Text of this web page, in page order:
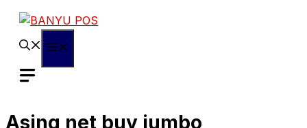
Skip
content
Asing net buy jumbo